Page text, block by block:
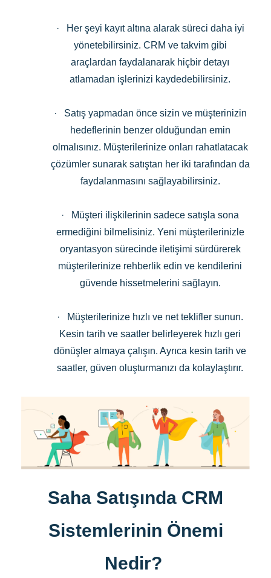
· Her şeyi kayıt altına alarak süreci daha iyi
yönetebilirsiniz. CRM ve takvim gibi
araçlardan faydalanarak hiçbir detayı
atlamadan işlerinizi kaydedebilirsiniz.
· Satış yapmadan önce sizin ve müşterinizin
hedeflerinin benzer olduğundan emin
olmalısınız. Müşterilerinize onları rahatlatacak
çözümler sunarak satıştan her iki tarafından da
faydalanmasını sağlayabilirsiniz.
· Müşteri ilişkilerinin sadece satışla sona
ermediğini bilmelisiniz. Yeni müşterilerinizle
oryantasyon sürecinde iletişimi sürdürerek
müşterilerinize rehberlik edin ve kendilerini
güvende hissetmelerini sağlayın.
· Müşterilerinize hızlı ve net teklifler sunun.
Kesin tarih ve saatler belirleyerek hızlı geri
dönüşler almaya çalışın. Ayrıca kesin tarih ve
saatler, güven oluşturmanızı da kolaylaştırır.
Saha Satışında CRM
Sistemlerinin Önemi
Nedir?